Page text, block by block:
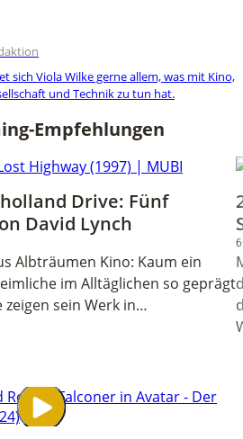
sich Viola Wilke gerne allem, was mit Kino,
und Technik zu tun hat.
Empfehlungen
Drive: Fünf
David Lynch
Albträumen Kino: Kaum ein
im Alltäglichen so geprägt
zeigen sein Werk in…